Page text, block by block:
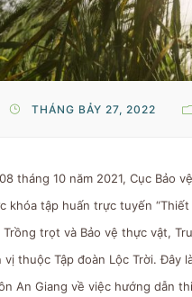
THÁNG BẢY 27, 2022
tháng 10 năm 2021, Cục Bảo
khóa tập huấn trực tuyến
trọt và Bảo vệ thực vật,
thuộc Tập đoàn Lộc Trời. Đây
An Giang về việc hướng dẫn